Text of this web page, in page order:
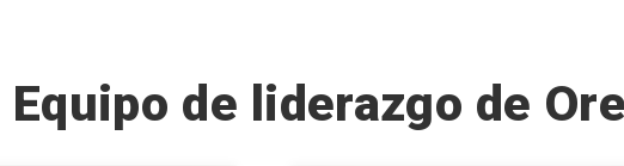
Equipo de liderazgo de